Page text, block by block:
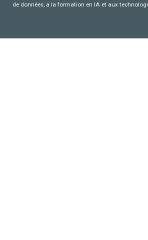
de données, a la formation en IA et aux